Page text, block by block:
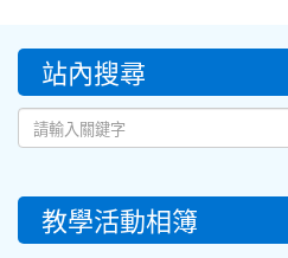
::: 站內搜尋
教學活動相簿